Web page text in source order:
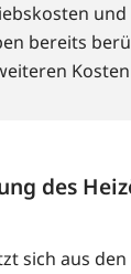
bereits
des
sich aus